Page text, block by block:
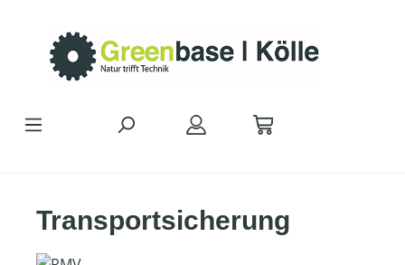
Transportsicherung